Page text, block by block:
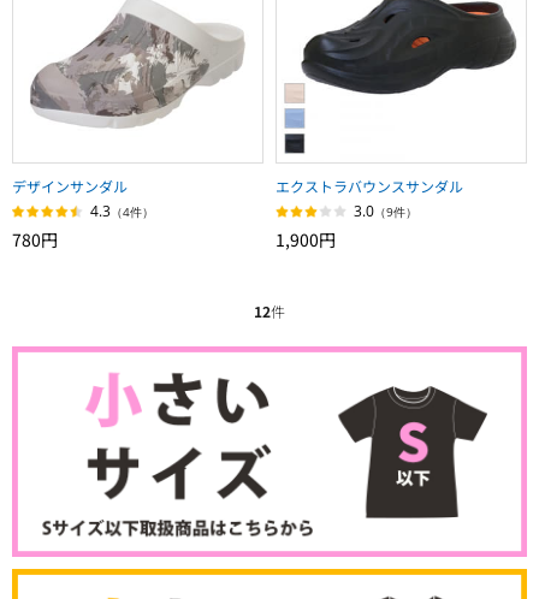
デザインサンダル
4.3 （4件）
780円
エクストラバウンスサンダル
3.0 （9件）
1,900円
12件